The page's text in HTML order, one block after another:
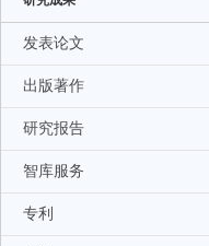
发表论文
出版著作
研究报告
智库服务
专利